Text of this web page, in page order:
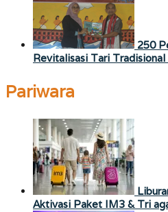
250
Revitalisasi Tari
Pariwara
Aktivasi Paket IM3 & Tri